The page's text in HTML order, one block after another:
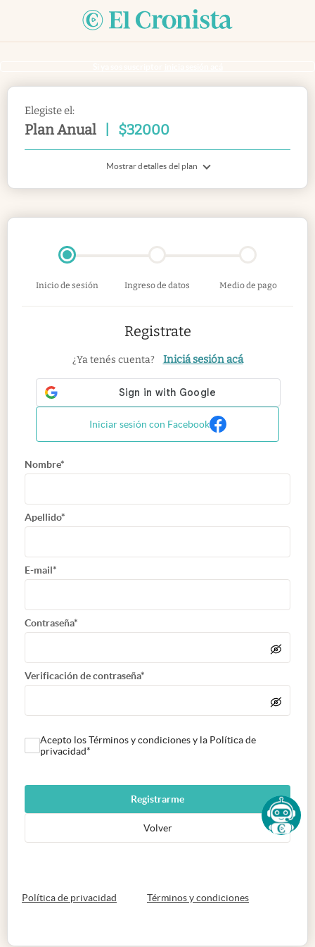
Elegiste el:
Plan Anual $32000
Mostrar detalles del plan
Inicio de sesión Ingreso de datos Medio de pago
Registrate
¿Ya tenés cuenta? Iniciá sesión acá
Iniciar sesión con Facebook
Nombre*
Apellido*
E-mail*
Contraseña*
Verificación de contraseña*
Acepto los Términos y condiciones y la Política de
privacidad*
Registrarme
Volver
Política de privacidad abre en nueva pestaña
Términos y condicionesabre en nueva